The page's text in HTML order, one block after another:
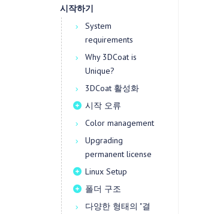
시작하기
System
requirements
Why 3DCoat is
Unique?
3DCoat 활성화
시작 오류
Color management
Upgrading
permanent license
Linux Setup
폴더 구조
다양한 형태의 "결